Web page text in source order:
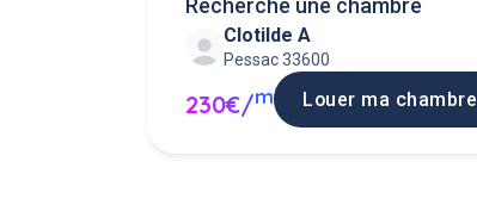
Recherche une chambre
Clotilde A
Pessac 33600
230€/m Louer ma chambre